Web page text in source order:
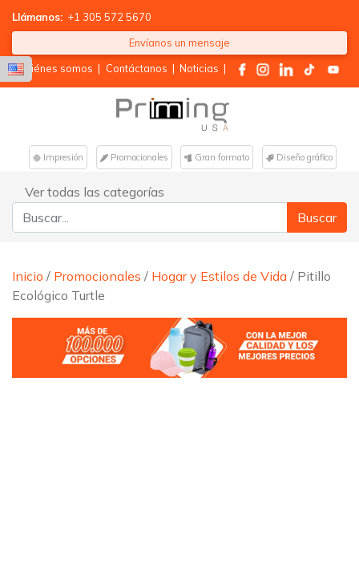
Llámanos: +1 305 572 5670
Envíanos un mensaje
Quiénes somos | Contáctanos | Noticias |
Impresión Promocionales Gran formato Diseño gráfico
Ver todas las categorías
Buscar:
Inicio / Promocionales / Hogar y Estilos de Vida / Pitillo
Ecológico Turtle